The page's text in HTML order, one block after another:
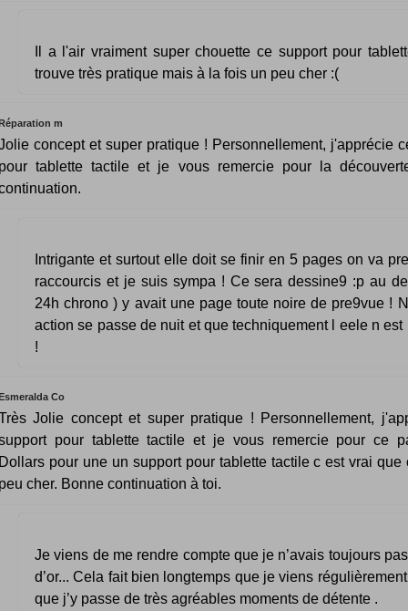
Il a l'air vraiment super chouette ce support pour
trouve très pratique mais à la fois un peu cher :(
m
concept et super pratique ! Personnellement, j'apprécie
tablette tactile et je vous remercie pour la
Intrigante et surtout elle doit se finir en 5 pages on va
raccourcis et je suis sympa ! Ce sera dessine9 :p au
24h chrono ) y avait une page toute noire de pre9vue !
action se passe de nuit et que techniquement l eele n
!
Co
Jolie concept et super pratique ! Personnellement,
pour tablette tactile et je vous remercie pour ce
pour une un support pour tablette tactile c est vrai que
cher. Bonne continuation à toi.
Je viens de me rendre compte que je n’avais toujours
d’or... Cela fait bien longtemps que je viens
que j’y passe de très agréables moments de détente .